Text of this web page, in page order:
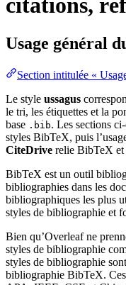
citations,
Usage général
Section intitulée «
Le style ussagus
le tri, les étiquettes et la
base .bib. Les sections
styles BibTeX, puis
CiteDrive relie BibTeX
BibTeX est un outil
bibliographies dans les
bibliographiques les plus
styles de bibliographie et
Bien qu’Overleaf ne
styles de bibliographie
styles de bibliographie
bibliographie BibTeX.